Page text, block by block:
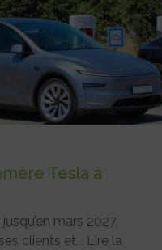
Tesla à
mars 2027,
clients et... Lire la